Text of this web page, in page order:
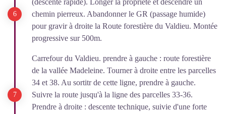
(descente rapide). Longer la propriété et descendre un
chemin pierreux. Abandonner le GR (passage humide)
pour gravir à droite la Route forestière du Valdieu. Montée
progressive sur 500m.
Carrefour du Valdieu. prendre à gauche : route forestière
de la vallée Madeleine. Tourner à droite entre les parcelles
34 et 38. Au sortitr de cette ligne, prendre à gauche.
Suivre la route jusqu'à la ligne des parcelles 33-36.
Prendre à droite : descente technique, suivie d'une forte